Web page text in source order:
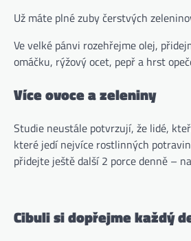
Už máte plné zuby čerstvých
Ve velké pánvi rozehřejme olej,
omáčku, rýžový ocet, pepř a hrst
Více ovoce a zeleniny
Studie neustále potvrzují, že lidé,
které jedí nejvíce rostlinných
přidejte ještě další 2 porce denně –
Cibuli si dopřejme každý